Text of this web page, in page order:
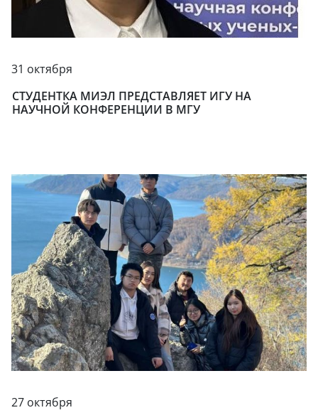
31 октября
СТУДЕНТКА МИЭЛ ПРЕДСТАВЛЯЕТ ИГУ НА
НАУЧНОЙ КОНФЕРЕНЦИИ В МГУ
27 октября